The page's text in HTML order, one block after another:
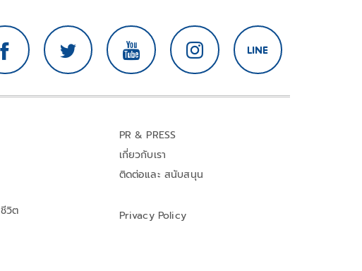
วิต
PR & PRESS
เกี่ยวกับเรา
ติดต่อและ สนับสนุน
Privacy Policy